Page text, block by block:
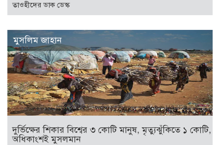
তাওহীদের ডাক ডেস্ক
মুসলিম জাহান
দুর্ভিক্ষের শিকার বিশ্বের ৩ কোটি মানুষ, মৃত্যুঝুঁকিতে ১ কোটি,
অধিকাংশই মুসলমান